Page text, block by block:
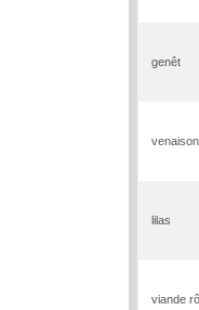
genêt
venaison
lilas
viande